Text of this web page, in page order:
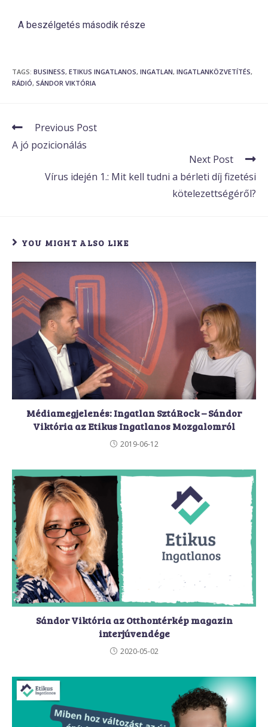
A beszélgetés második része
TAGS: BUSINESS, ETIKUS INGATLANOS, INGATLAN, INGATLANKÖZVETÍTÉS,
RÁDIÓ, SÁNDOR VIKTÓRIA
Previous Post
A jó pozicionálás
Next Post
Vírus idején 1.: Mit kell tudni a bérleti díj fizetési
kötelezettségéről?
YOU MIGHT ALSO LIKE
Médiamegjelenés: Ingatlan SztáRock – Sándor
Viktória az Etikus Ingatlanos Mozgalomról
2019-06-12
Sándor Viktória az Otthontérkép magazin
interjúvendége
2020-05-02